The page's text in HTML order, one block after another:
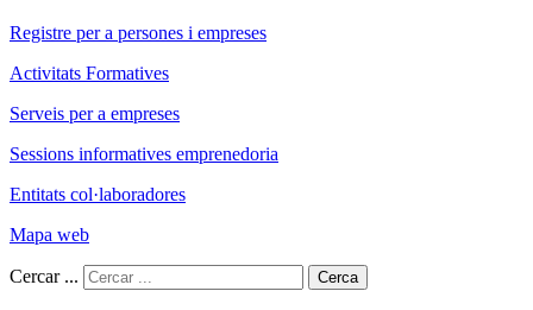
Registre per a persones i empreses
Activitats Formatives
Serveis per a empreses
Sessions informatives emprenedoria
Entitats col·laboradores
Mapa web
Cercar ... Cerca